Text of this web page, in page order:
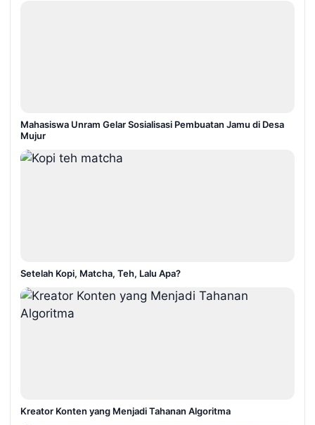
Mahasiswa Unram Gelar Sosialisasi Pembuatan Jamu di Desa
Mujur
Setelah Kopi, Matcha, Teh, Lalu Apa?
Kreator Konten yang Menjadi Tahanan Algoritma